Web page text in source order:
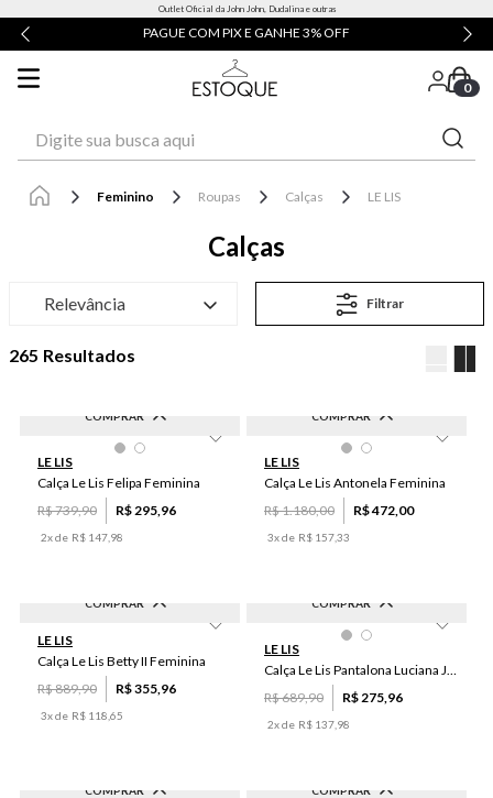
Outlet Oficial da John John, Dudalina e outras
PAGUE COM PIX E GANHE 3% OFF
0
Feminino Roupas Calças LE LIS
Calças
Relevância Filtrar
265
COMPRAR
M
LE LIS
Calça Le Lis Felipa Feminina
R$739,90 R$295,96
2x de R$ 147 98
COMPRAR
LE LIS
Calça Le Lis Antonela Feminina
R$1.180,00 R$472,00
3x de R$ 15733
COMPRAR
LE LIS
Calça Le Lis Betty II Feminina
R$889,90 R$355,96
3x de R$ 118 65
COMPRAR
46
LE LIS
Calça Le Lis Pantalona Luciana Jeans Feminina
R$689,90 R$275,96
2x de R$ 137 98
COMPRAR COMPRAR